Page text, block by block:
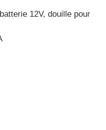
12V, douille pour